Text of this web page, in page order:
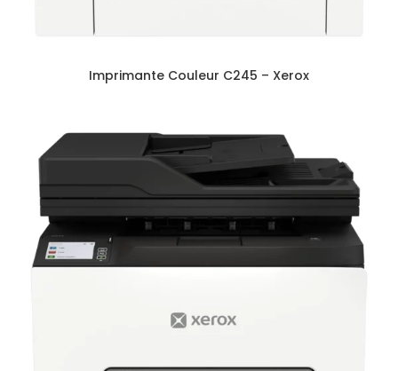
Imprimante Couleur C245 – Xerox